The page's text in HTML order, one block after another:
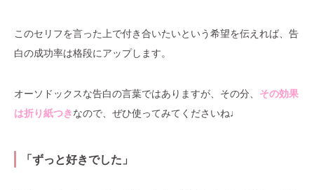
このセリフを言った上で付き合いたいという希望を伝えれば、告
白の成功率は格段にアップします。
オーソドックスな告白の言葉ではありますが、その分、 その効果
は折り紙つきなので、ぜひ使ってみてくださいね♩
「ずっと好きでした」